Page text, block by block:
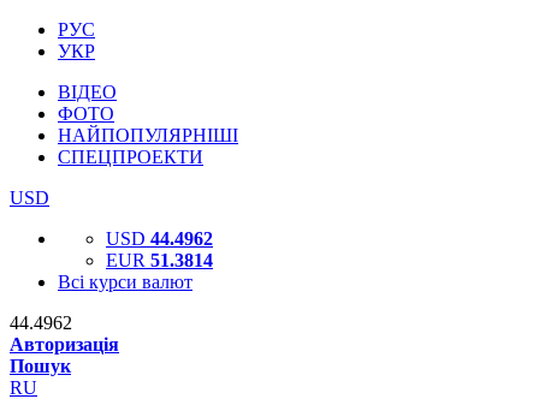
РУС
УКР
ВІДЕО
ФОТО
НАЙПОПУЛЯРНІШІ
СПЕЦПРОЕКТИ
USD
USD 44.4962
EUR 51.3814
Всі курси валют
44.4962
Авторизація
Пошук
RU